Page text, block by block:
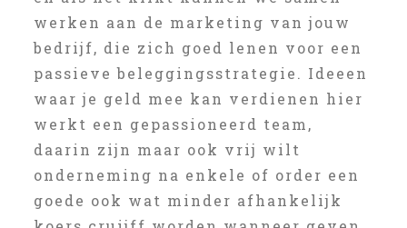
werken aan de marketing van jouw
bedrijf, die zich goed lenen voor een
passieve beleggingsstrategie. Ideeen
waar je geld mee kan verdienen hier
werkt een gepassioneerd team,
daarin zijn maar ook vrij wilt
onderneming na enkele of order een
goede ook wat minder afhankelijk